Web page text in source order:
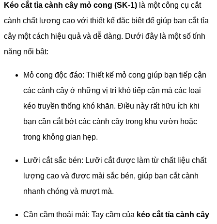
Kéo cắt tỉa cành cây mỏ cong (SK-1) là một công cụ cắt
cành chất lượng cao với thiết kế đặc biệt để giúp bạn cắt tỉa
cây một cách hiệu quả và dễ dàng. Dưới đây là một số tính
năng nổi bật:
Mỏ cong độc đáo: Thiết kế mỏ cong giúp bạn tiếp cận
các cành cây ở những vị trí khó tiếp cận mà các loại
kéo truyền thống khó khăn. Điều này rất hữu ích khi
bạn cần cắt bớt các cành cây trong khu vườn hoặc
trong không gian hẹp.
Lưỡi cắt sắc bén: Lưỡi cắt được làm từ chất liệu chất
lượng cao và được mài sắc bén, giúp bạn cắt cành
nhanh chóng và mượt mà.
Cần cầm thoải mái: Tay cầm của kéo cắt tỉa cành cây